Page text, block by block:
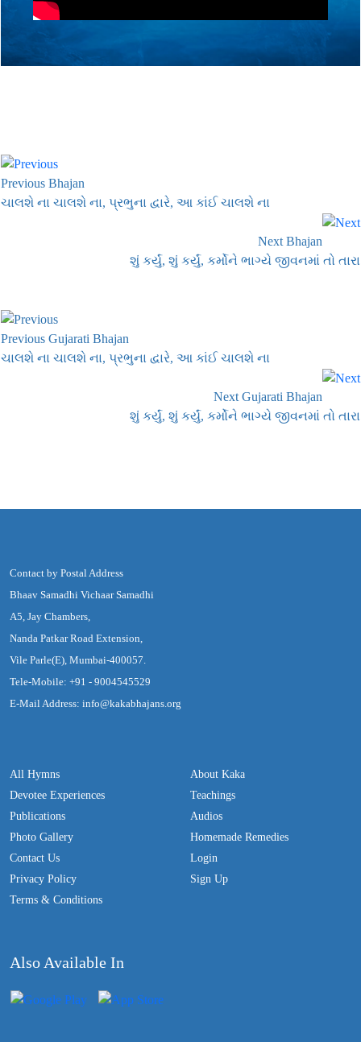
Previous Bhajan
ચાલશે ના ચાલશે ના, પ્રભુના દ્વારે, આ કાંઈ ચાલશે ના
Next Bhajan
શું કર્યું, શું કર્યું, કર્મોને ભાગ્યે જીવનમાં તો તારા
Previous Gujarati Bhajan
ચાલશે ના ચાલશે ના, પ્રભુના દ્વારે, આ કાંઈ ચાલશે ના
Next Gujarati Bhajan
શું કર્યું, શું કર્યું, કર્મોને ભાગ્યે જીવનમાં તો તારા
Contact by Postal Address
Bhaav Samadhi Vichaar Samadhi
A5, Jay Chambers,
Nanda Patkar Road Extension,
Vile Parle(E), Mumbai-400057.
Tele-Mobile: +91 - 9004545529
E-Mail Address: info@kakabhajans.org
All Hymns
Devotee Experiences
Publications
Photo Gallery
Contact Us
Privacy Policy
Terms & Conditions
About Kaka
Teachings
Audios
Homemade Remedies
Login
Sign Up
Also Available In